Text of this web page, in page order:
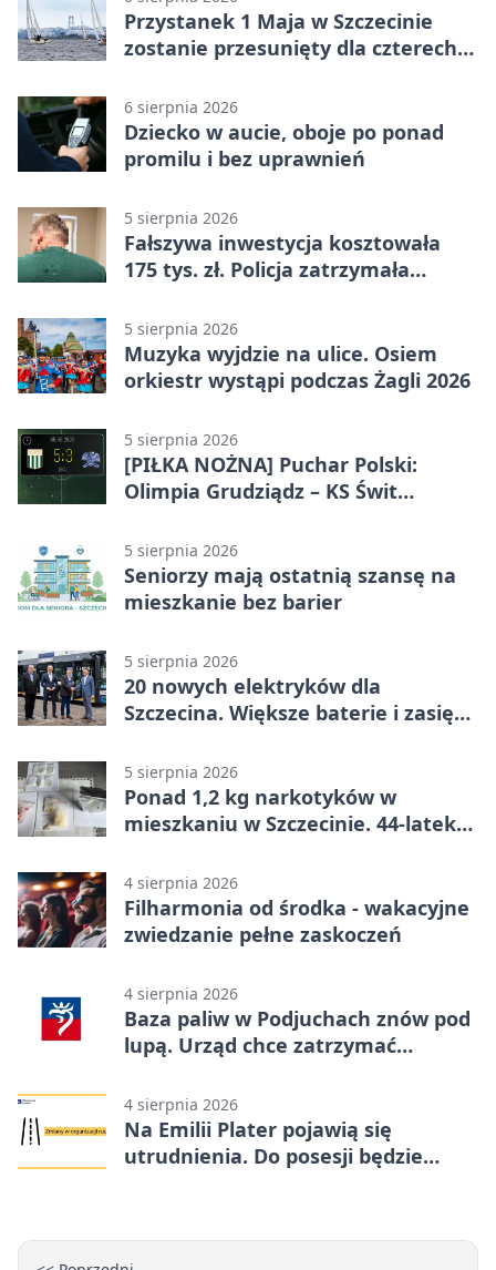
Przystanek 1 Maja w Szczecinie
zostanie przesunięty dla czterech
6 sierpnia 2026
Dziecko w aucie, oboje po ponad
promilu i bez uprawnień
5 sierpnia 2026
Fałszywa inwestycja kosztowała
175 tys. zł. Policja zatrzymała
5 sierpnia 2026
Muzyka wyjdzie na ulice. Osiem
orkiestr wystąpi podczas Żagli 2026
5 sierpnia 2026
[PIŁKA NOŻNA] Puchar Polski:
Olimpia Grudziądz – KS Świt
stracił dwubramkowe prowadzenie
5 sierpnia 2026
Seniorzy mają ostatnią szansę na
mieszkanie bez barier
5 sierpnia 2026
20 nowych elektryków dla
Szczecina. Większe baterie i zasięg
5 sierpnia 2026
Ponad 1,2 kg narkotyków w
mieszkaniu w Szczecinie. 44-latek
4 sierpnia 2026
Filharmonia od środka - wakacyjne
zwiedzanie pełne zaskoczeń
4 sierpnia 2026
Baza paliw w Podjuchach znów pod
lupą. Urząd chce zatrzymać
4 sierpnia 2026
Na Emilii Plater pojawią się
utrudnienia. Do posesji będzie